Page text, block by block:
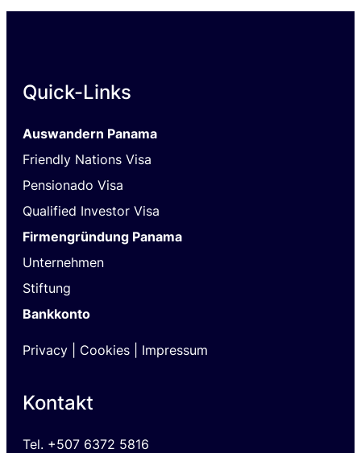
Quick-Links
Auswandern Panama
Friendly Nations Visa
Pensionado Visa
Qualified Investor Visa
Firmengründung Panama
Unternehmen
Stiftung
Bankkonto
Privacy Cookies | Impressum
Kontakt
Tel. +507 6372 5816